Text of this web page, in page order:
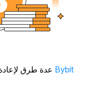
تقدم Bybit عدة طرق لإعادة الاستثمار، بما في ذلكBybit